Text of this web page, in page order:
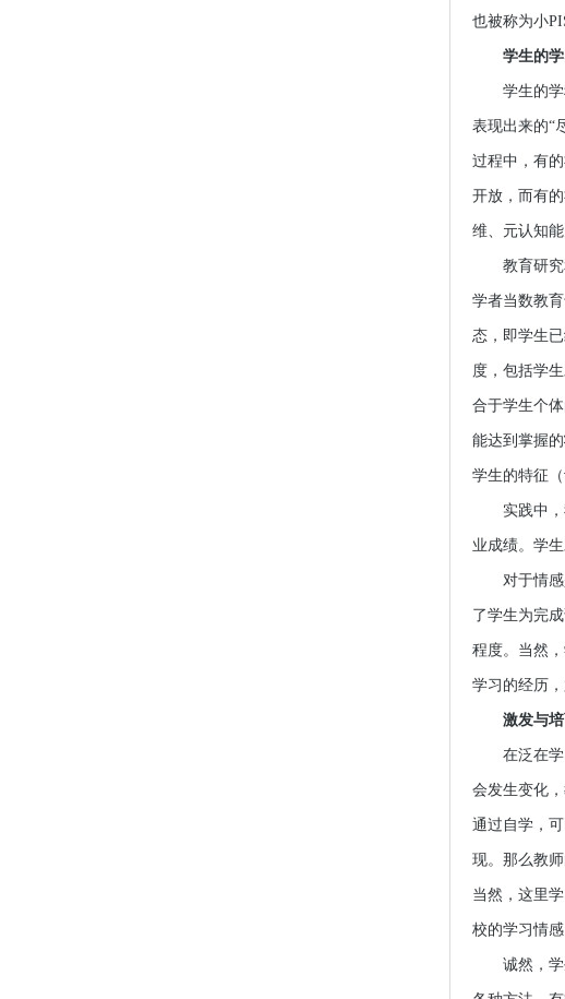
也被称为小
学生的
学生的学科
表现出来的“
过程中，有
开放，而有
维、元认知
教育研究和
学者当数教
态，即学生
度，包括学
合于学生个
能达到掌握
学生的特征
实践中，我
业成绩。学
对于情感是
了学生为完
程度。当然
学习的经历
激发与
在泛在学习
会发生变化
通过自学，
现。那么教
当然，这里
校的学习情感
诚然，学生